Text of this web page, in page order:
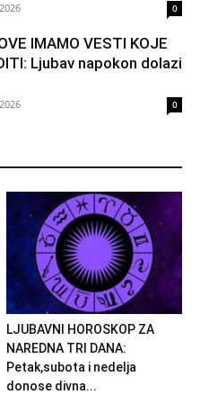
0
IMAMO VESTI KOJE
Ljubav napokon dolazi
0
LJUBAVNI HOROSKOP ZA
NAREDNA TRI DANA:
Petak,subota i nedelja
donose divna...